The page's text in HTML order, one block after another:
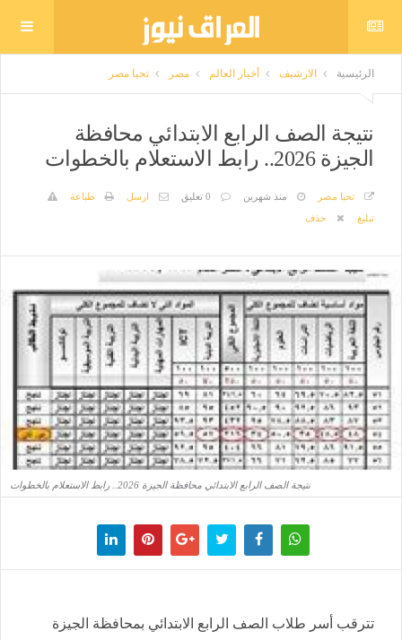
الرئيسية الارشيف أخبار العالم مصر تحيا مصر
نتيجة الصف الرابع الابتدائي محافظة
الجيزة 2026.. رابط الاستعلام بالخطوات
تحيا مصر منذ شهرين 0 تعليق ارسل
طباعة
تبليغ
حذف
نتيجة الصف الرابع الابتدائي محافظة الجيزة 2026.. رابط الاستعلام بالخطوات
تترقب أسر طلاب الصف الرابع الابتدائي بمحافظة الجيزة